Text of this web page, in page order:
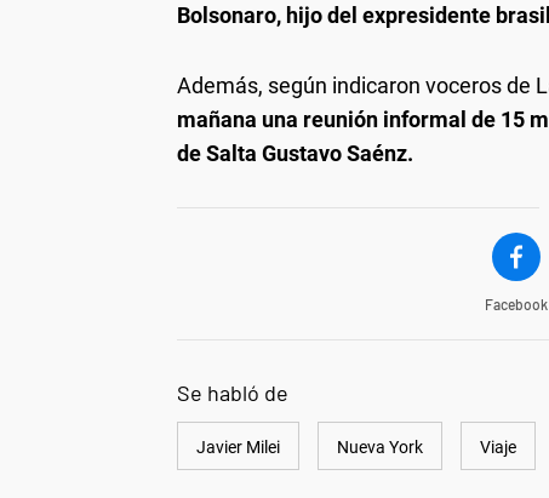
Bolsonaro, hijo del expresidente
Además, según indicaron voceros de
mañana una reunión informal de 15
de Salta Gustavo Saénz.
Facebook
Se habló de
Javier Milei Nueva York Viaje